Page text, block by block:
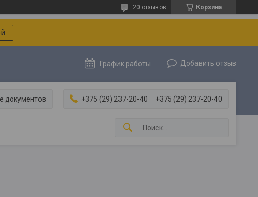
Корзина
20 отзывов
График работы Добавить отзыв
документов +375 (29) 237-20-40 +375 (29) 237-20-40